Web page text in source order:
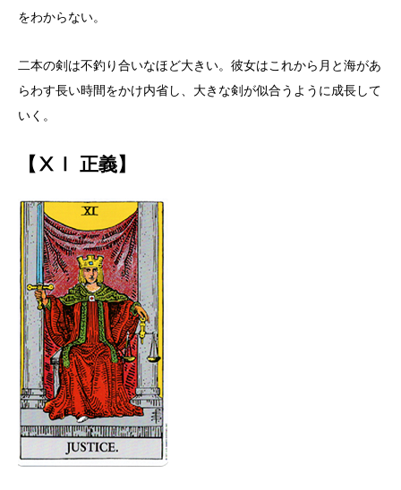
をわからない。
二本の剣は不釣り合いなほど大きい。彼女はこれから月と海があ
らわす長い時間をかけ内省し、大きな剣が似合うように成長して
いく。
【ⅩⅠ 正義】